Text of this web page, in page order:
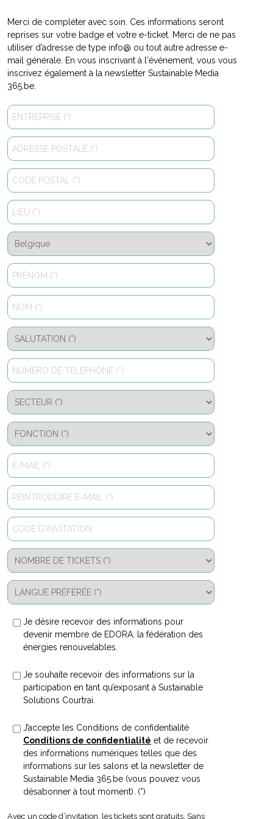
Merci de compléter avec soin. Ces informations seront
reprises sur votre badge et votre e-ticket. Merci de ne pas
utiliser d’adresse de type info@ ou tout autre adresse e-
mail générale. En vous inscrivant à l'événement, vous vous
inscrivez également à la newsletter Sustainable Media
365.be.
Je désire recevoir des informations pour
devenir membre de EDORA, la fédération des
énergies renouvelables.
Je souhaite recevoir des informations sur la
participation en tant qu’exposant à Sustainable
Solutions Courtrai.
J’accepte les Conditions de confidentialité
Conditions de confidentialité et de recevoir
des informations numériques telles que des
informations sur les salons et la newsletter de
Sustainable Media 365.be (vous pouvez vous
désabonner à tout moment). (*)
Avec un code d’invitation, les tickets sont gratuits. Sans